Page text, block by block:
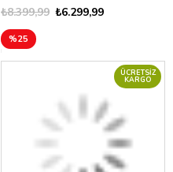
₺6.299,99
₺8.399,99
%25
ÜCRETSIZ
KARGO